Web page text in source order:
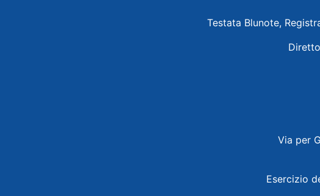
Testata Blunote,
Via per
Esercizio